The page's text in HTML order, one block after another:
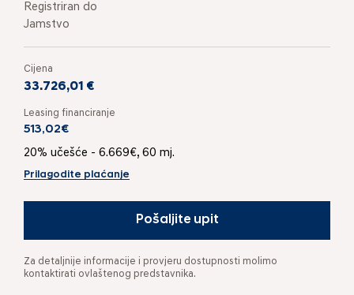
Registriran do
Jamstvo
Cijena
33.726,01 €
Leasing financiranje
513,02€
20% učešće - 6.669€, 60 mj.
Prilagodite plaćanje
Pošaljite upit
Za detaljnije informacije i provjeru dostupnosti molimo
kontaktirati ovlaštenog predstavnika.